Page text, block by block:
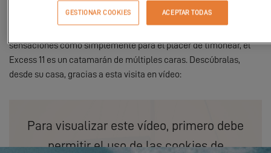
a una visita guiada de este catamarán a vela.
sensaciones como simplemente para el placer de timonear, el
Excess 11 es un catamarán de múltiples caras. Descúbralas,
desde su casa, gracias a esta visita en vídeo:
Para visualizar este vídeo, primero debe
permitir el uso de las cookies de
GESTIONAR COOKIES ACEPTAR TODAS